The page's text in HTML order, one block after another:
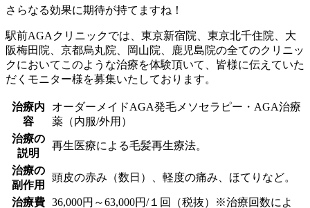
さらなる効果に期待が持てますね！
駅前AGAクリニックでは、東京新宿院、東京北千住院、大
阪梅田院、京都烏丸院、岡山院、鹿児島院の全てのクリニッ
クにおいてこのような治療を体験頂いて、皆様に伝えていた
だくモニター様を募集いたしております。
治療内
容
オーダーメイドAGA発毛メソセラピー・AGA治療
薬（内服/外用）
治療の
説明
再生医療による毛髪再生療法。
治療の
副作用
頭皮の赤み（数日）、軽度の痛み、ほてりなど。
治療費 36,000円～63,000円/１回（税抜）※治療回数によ